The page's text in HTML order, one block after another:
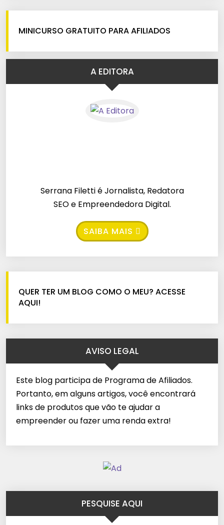
MINICURSO GRATUITO PARA AFILIADOS
A EDITORA
Serrana Filetti é Jornalista, Redatora
SEO e Empreendedora Digital.
SAIBA MAIS
QUER TER UM BLOG COMO O MEU? ACESSE
AQUI!
AVISO LEGAL
Este blog participa de Programa de Afiliados.
Portanto, em alguns artigos, você encontrará
links de produtos que vão te ajudar a
empreender ou fazer uma renda extra!
PESQUISE AQUI